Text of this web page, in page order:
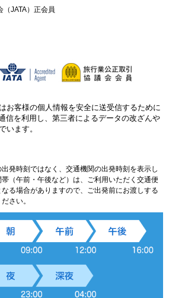
JATA）正会員
お客様の個人情報を安全に送受信するために
信を利用し、第三者によるデータの改ざんや
います。
発時刻ではなく、交通機関の出発時刻を表示し
（午前・午後など）は、ご利用いただく交通便
る場合がありますので、ご出発前にお渡しする
さい。